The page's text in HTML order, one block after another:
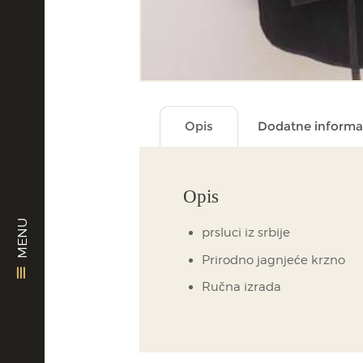
MENU
Opis Dodatne
Opis
prsluci iz srbije
Prirodno jagnjeće krzno
Ručna izrada